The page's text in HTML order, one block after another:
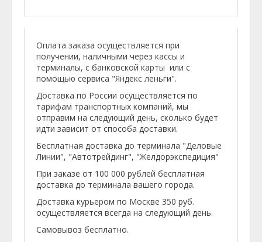
Оплата заказа осуществляется при
получении, наличными через кассы и
терминалы, с банковской карты или с
помощью сервиса "Яндекс леньги".
Доставка по России осуществляется по
тарифам транспортных компаний, мы
отправим на следующий день, сколько будет
идти зависит от способа доставки.
Бесплатная доставка до терминала "Деловые
Линии", "Автотрейдинг", "Желдорэкспедиция"
При заказе от 100 000 рублей бесплатная
доставка до терминала вашего города.
Доставка курьером по Москве 350 руб.
осуществляется всегда на следующий день.
Самовывоз бесплатно.